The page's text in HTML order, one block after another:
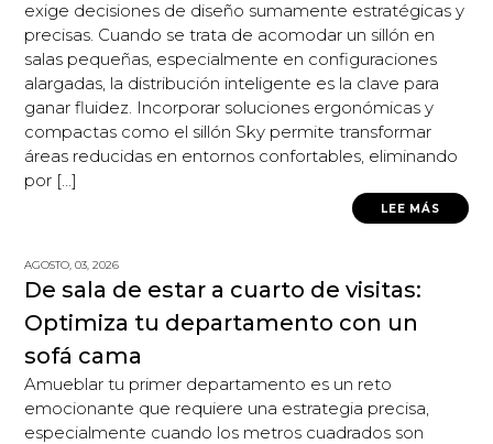
exige decisiones de diseño sumamente estratégicas y
precisas. Cuando se trata de acomodar un sillón en
salas pequeñas, especialmente en configuraciones
alargadas, la distribución inteligente es la clave para
ganar fluidez. Incorporar soluciones ergonómicas y
compactas como el sillón Sky permite transformar
áreas reducidas en entornos confortables, eliminando
por […]
LEE MÁS
AGOSTO, 03, 2026
De sala de estar a cuarto de visitas:
Optimiza tu departamento con un
sofá cama
Amueblar tu primer departamento es un reto
emocionante que requiere una estrategia precisa,
especialmente cuando los metros cuadrados son